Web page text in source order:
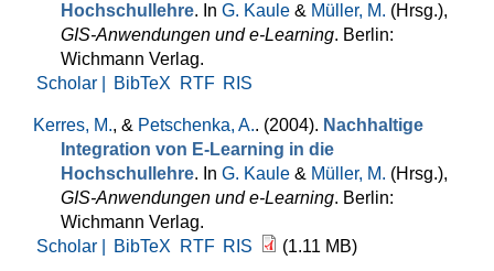
Hochschullehre. In G. Kaule & Müller, M. (Hrsg.),
GIS-Anwendungen und e-Learning. Berlin:
Wichmann Verlag.
Scholar |
BibTeX RTF RIS
Kerres, M., & Petschenka, A.. (2004). Nachhaltige
Integration von E-Learning in die
Hochschullehre. In G. Kaule & Müller, M. (Hrsg.),
GIS-Anwendungen und e-Learning. Berlin:
Wichmann Verlag.
Scholar |
BibTeX RTF RIS (1.11 MB)